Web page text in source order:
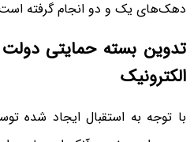
دهک‌های یک و دو انجام گرفته
تدوین بسته حمایتی
الکترونیک
با توجه به استقبال ایجاد شده